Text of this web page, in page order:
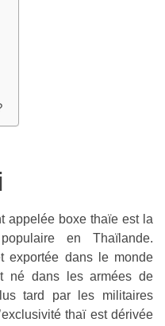
appelée boxe thaïe est la
en Thaïlande.
exportée dans le monde
né dans les armées de
tard par les militaires
thaï est dérivée